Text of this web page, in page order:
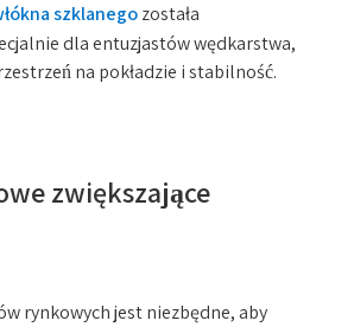
szklanegozostała
dla entuzjastów wędkarstwa,
na pokładzie i stabilność.
zwiększające
rynkowych jest niezbędne, aby